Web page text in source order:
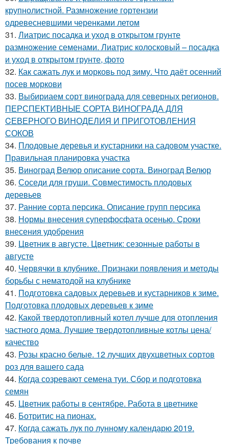
крупнолистной. Размножение гортензии
одревесневшими черенками летом
31. Лиатрис посадка и уход в открытом грунте
размножение семенами. Лиатрис колосковый – посадка
и уход в открытом грунте, фото
32. Как сажать лук и морковь под зиму. Что даёт осенний
посев моркови
33. Выбириаем сорт винограда для северных регионов.
ПЕРСПЕКТИВНЫЕ СОРТА ВИНОГРАДА ДЛЯ
CЕВЕРНОГО ВИНОДЕЛИЯ И ПРИГОТОВЛЕНИЯ
СОКОВ
34. Плодовые деревья и кустарники на садовом участке.
Правильная планировка участка
35. Виноград Велюр описание сорта. Виноград Велюр
36. Соседи для груши. Совместимость плодовых
деревьев
37. Ранние сорта персика. Описание групп персика
38. Нормы внесения суперфосфата осенью. Сроки
внесения удобрения
39. Цветник в августе. Цветник: сезонные работы в
августе
40. Червячки в клубнике. Признаки появления и методы
борьбы с нематодой на клубнике
41. Подготовка садовых деревьев и кустарников к зиме.
Подготовка плодовых деревьев к зиме
42. Какой твердотопливный котел лучше для отопления
частного дома. Лучшие твердотопливные котлы цена/
качество
43. Розы красно белые. 12 лучших двухцветных сортов
роз для вашего сада
44. Когда созревают семена туи. Сбор и подготовка
семян
45. Цветник работы в сентябре. Работа в цветнике
46. Ботритис на пионах.
47. Когда сажать лук по лунному календарю 2019.
Требования к почве